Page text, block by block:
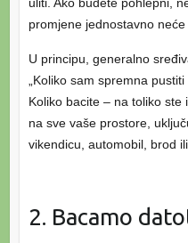
promjene jednostavno
U principu, generalno
„Koliko sam spremna
Koliko bacite – na toliko
na sve vaše prostore,
vikendicu, automobil, brod
2. Bacamo